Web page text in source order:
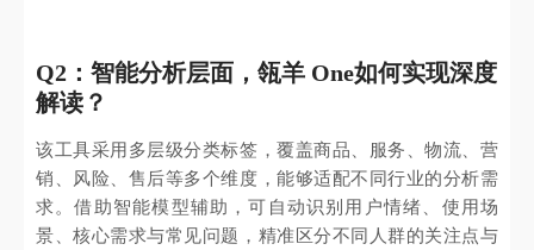
Q2：智能分析层面，瓴羊 One如何实现深度
解读？
该工具采用多层级分类标签，覆盖商品、服务、物流、营
销、风险、售后等多个维度，能够适配不同行业的分析需
求。借助智能模型辅助，可自动识别用户情绪、使用场
景、核心需求与常见问题，精准区分不同人群的关注点与